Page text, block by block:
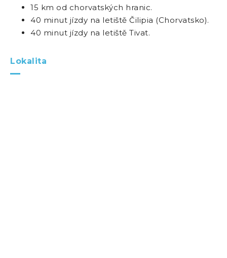
15 km od chorvatských hranic.
40 minut jízdy na letiště Čilipia (Chorvatsko).
40 minut jízdy na letiště Tivat.
Lokalita